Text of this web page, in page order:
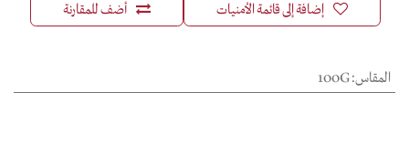
أضف للمقارنة إضافة إلى قائمة الأمنيات
المقاس:
100G